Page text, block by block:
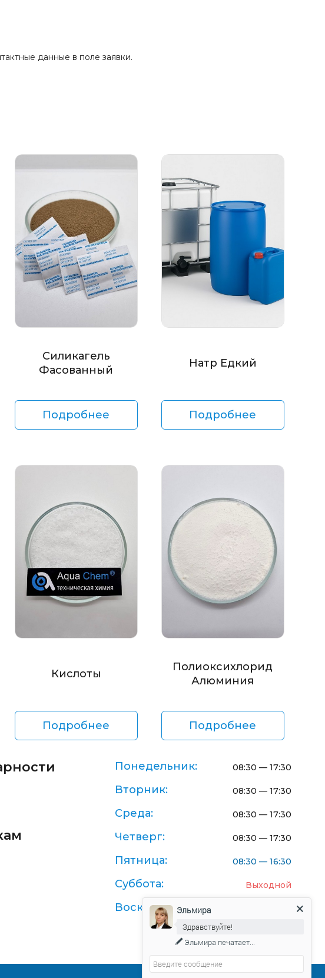
данные в поле заявки.
Силикагель
Фасованный
Подробнее
Натр Едкий
Подробнее
Кислоты
Подробнее
Полиоксихлорид
Алюминия
Подробнее
Понедельник: 08:30 — 17:30
Вторник: 08:30 — 17:30
Среда: 08:30 — 17:30
Четверг: 08:30 — 17:30
Пятница: 08:30 — 16:30
Суббота: Выходной
Воскресенье:Эльмира
Здравствуйте!
Эльмира печатает...